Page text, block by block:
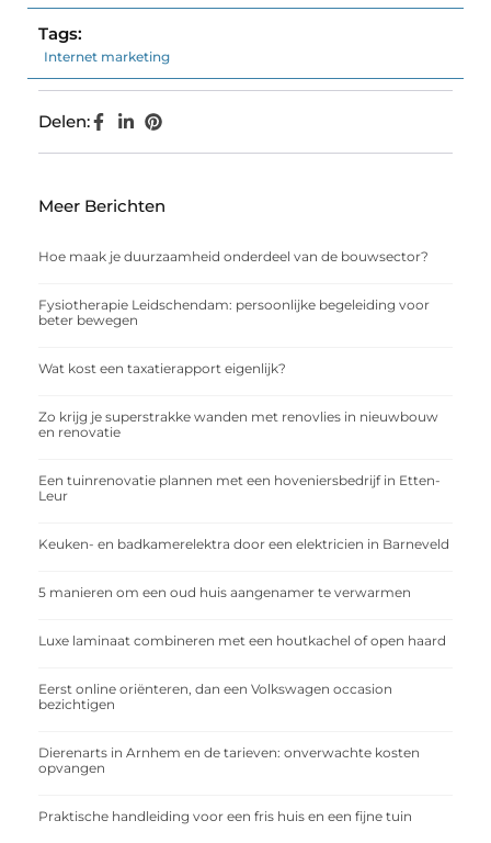
Tags:
Internet marketing
Delen:
Meer Berichten
Hoe maak je duurzaamheid onderdeel van de bouwsector?
Fysiotherapie Leidschendam: persoonlijke begeleiding voor
beter bewegen
Wat kost een taxatierapport eigenlijk?
Zo krijg je superstrakke wanden met renovlies in nieuwbouw
en renovatie
Een tuinrenovatie plannen met een hoveniersbedrijf in Etten-
Leur
Keuken- en badkamerelektra door een elektricien in Barneveld
5 manieren om een oud huis aangenamer te verwarmen
Luxe laminaat combineren met een houtkachel of open haard
Eerst online oriënteren, dan een Volkswagen occasion
bezichtigen
Dierenarts in Arnhem en de tarieven: onverwachte kosten
opvangen
Praktische handleiding voor een fris huis en een fijne tuin